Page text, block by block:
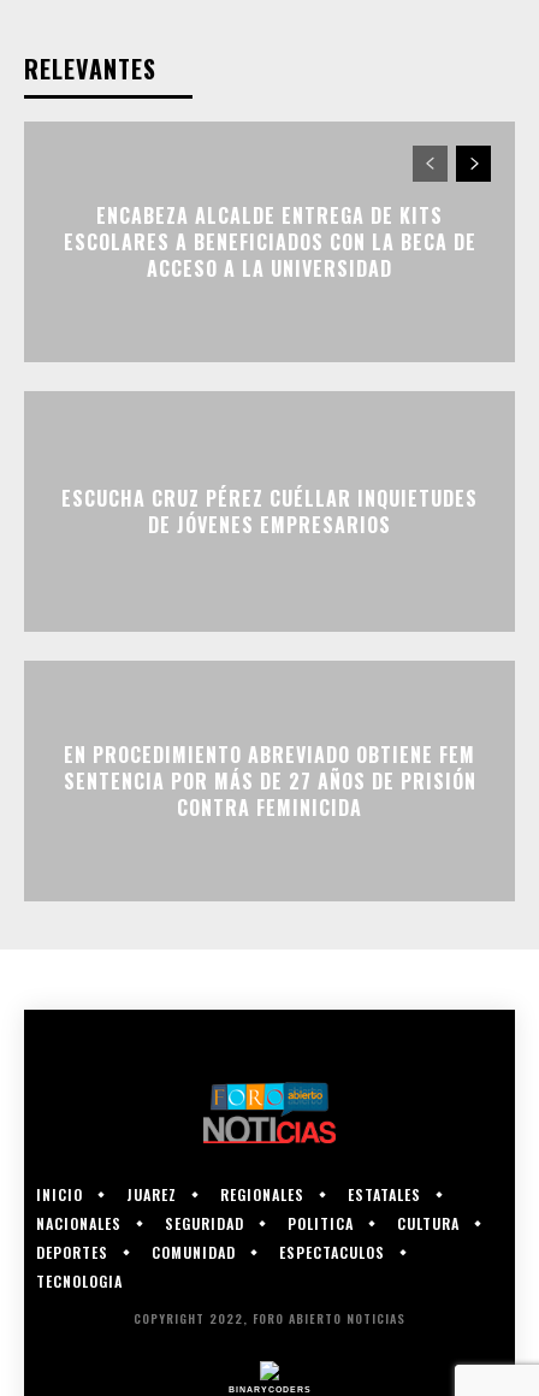
RELEVANTES
ENCABEZA ALCALDE ENTREGA DE KITS
ESCOLARES A BENEFICIADOS CON LA BECA DE
ACCESO A LA UNIVERSIDAD
ESCUCHA CRUZ PÉREZ CUÉLLAR INQUIETUDES
DE JÓVENES EMPRESARIOS
EN PROCEDIMIENTO ABREVIADO OBTIENE FEM
SENTENCIA POR MÁS DE 27 AÑOS DE PRISIÓN
CONTRA FEMINICIDA
INICIO JUAREZ REGIONALES
ESTATALES
NACIONALES
SEGURIDAD POLITICA
CULTURA
DEPORTES
COMUNIDAD
ESPECTACULOS
TECNOLOGIA
COPYRIGHT 2022, FORO ABIERTO NOTICIAS
BINARYCODERS